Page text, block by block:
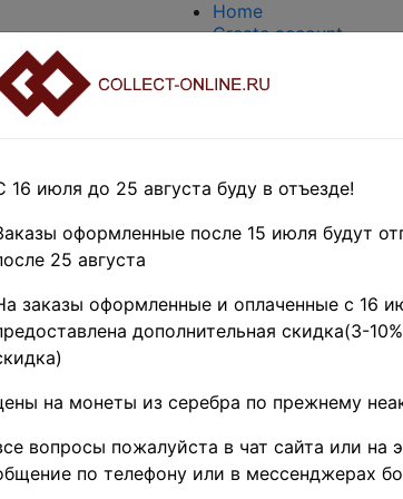
Home
Create account
About Collect-Online
Оценка и покупка
EASY SEARCH
Нумизматика
Иностранные
» Europe»Хорватия ♦♦
2000 г.
•
Product code (SKU): DS-4307 )
16 июля до 25 августа буду в отъезде!
оформленные после 15 июля будут
25 августа
заказы оформленные и оплаченные с 16
дополнительная скидка(3-
на монеты из серебра по прежнему
вопросы пожалуйста в чат сайта или на
по телефону или в мессенджерах